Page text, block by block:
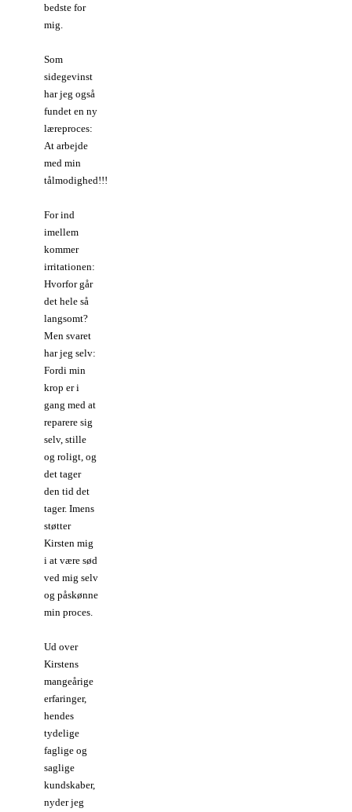
bedste for
mig.
Som
sidegevinst
har jeg også
fundet en ny
læreproces:
At arbejde
med min
tålmodighed!!!
For ind
imellem
kommer
irritationen:
Hvorfor går
det hele så
langsomt?
Men svaret
har jeg selv:
Fordi min
krop er i
gang med at
reparere sig
selv, stille
og roligt, og
det tager
den tid det
tager. Imens
støtter
Kirsten mig
i at være sød
ved mig selv
og påskønne
min proces.
Ud over
Kirstens
mangeårige
erfaringer,
hendes
tydelige
faglige og
saglige
kundskaber,
nyder jeg